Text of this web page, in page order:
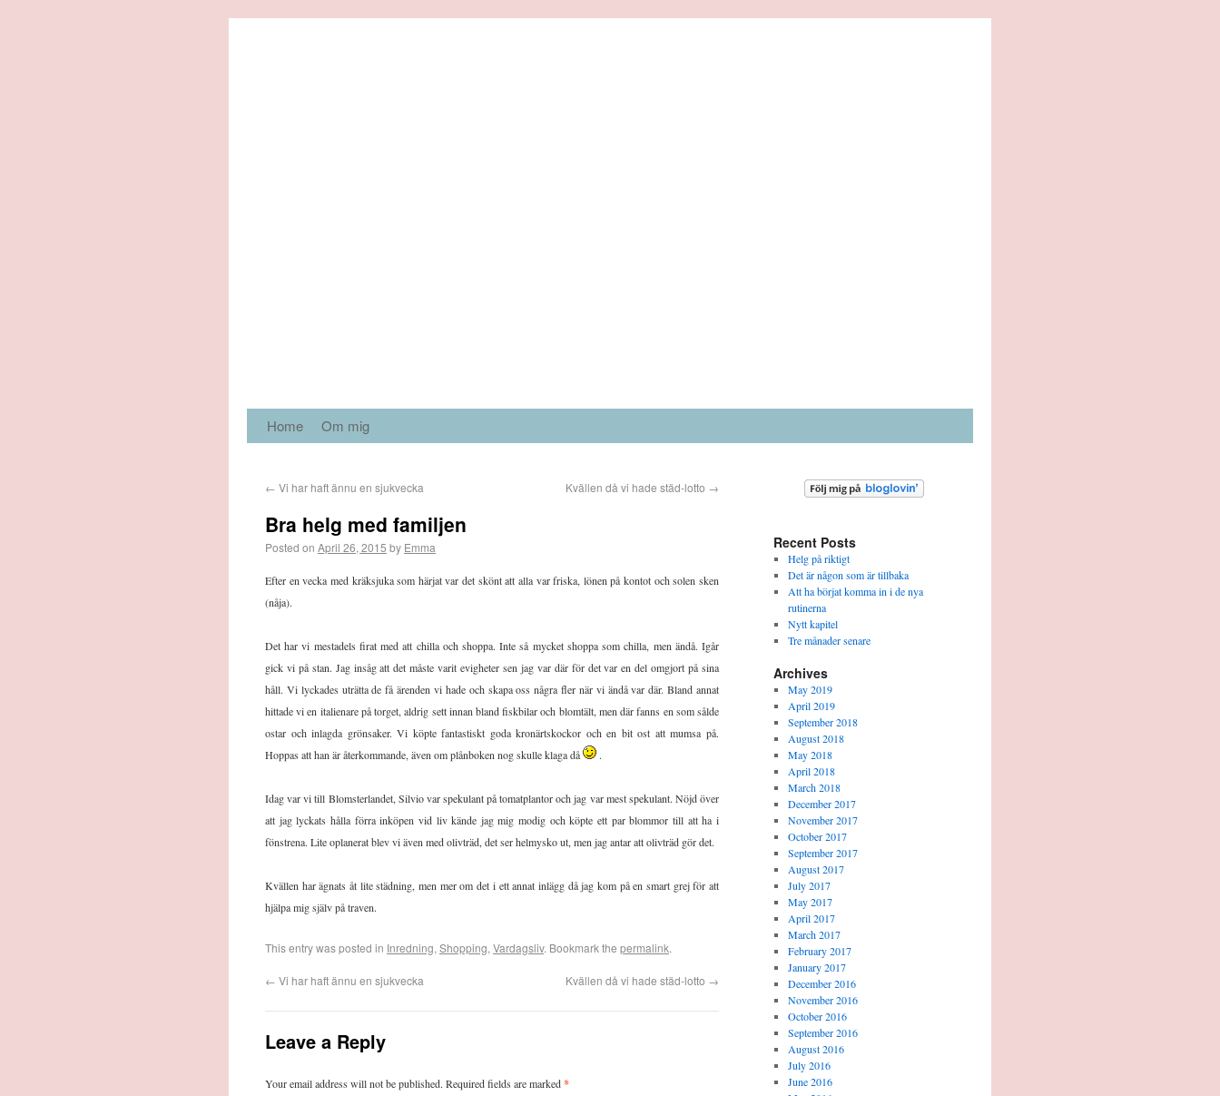
Home Om mig
← Vi har haft ännu en sjukvecka Kvällen då vi hade städ-lotto →
Bra helg med familjen
Posted on April 26, 2015 by Emma
Efter en vecka med kräksjuka som härjat var det skönt att alla var friska, lönen på kontot och solen sken
(nåja).
Det har vi mestadels firat med att chilla och shoppa. Inte så mycket shoppa som chilla, men ändå. Igår
gick vi på stan. Jag insåg att det måste varit evigheter sen jag var där för det var en del omgjort på sina
håll. Vi lyckades uträtta de få ärenden vi hade och skapa oss några fler när vi ändå var där. Bland annat
hittade vi en italienare på torget, aldrig sett innan bland fiskbilar och blomtält, men där fanns en som sålde
ostar och inlagda grönsaker. Vi köpte fantastiskt goda kronärtskockor och en bit ost att mumsa på.
Hoppas att han är återkommande, även om plånboken nog skulle klaga då
.
Idag var vi till Blomsterlandet, Silvio var spekulant på tomatplantor och jag var mest spekulant. Nöjd över
att jag lyckats hålla förra inköpen vid liv kände jag mig modig och köpte ett par blommor till att ha i
fönstrena. Lite oplanerat blev vi även med olivträd, det ser helmysko ut, men jag antar att olivträd gör det.
Kvällen har ägnats åt lite städning, men mer om det i ett annat inlägg då jag kom på en smart grej för att
hjälpa mig själv på traven.
This entry was posted in Inredning, Shopping, Vardagsliv. Bookmark the permalink.
← Vi har haft ännu en sjukvecka Kvällen då vi hade städ-lotto →
Leave a Reply
Your email address will not be published. Required fields are marked*
Recent Posts
Helg på riktigt
Det är någon som är tillbaka
Att ha börjat komma in i de nya
rutinerna
Nytt kapitel
Tre månader senare
Archives
May 2019
April 2019
September 2018
August 2018
May 2018
April 2018
March 2018
December 2017
November 2017
October 2017
September 2017
August 2017
July 2017
May 2017
April 2017
March 2017
February 2017
January 2017
December 2016
November 2016
October 2016
September 2016
August 2016
July 2016
June 2016